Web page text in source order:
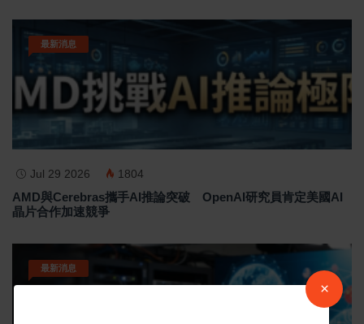
最新消息
Jul 29 2026 1804
AMD與Cerebras攜手AI推論突破 OpenAI研究員肯定美國AI
晶片合作加速競爭
最新消息
×